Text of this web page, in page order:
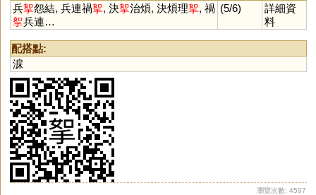
兵挐怨結, 兵連禍挐, 決挐治煩, 決煩理挐, 禍
挐兵連…
(5/6)
詳細資
料
配搭點:
淭
瀏覽次數: 4597